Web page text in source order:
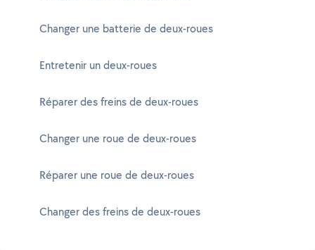
Changer une batterie de deux-roues
Entretenir un deux-roues
Réparer des freins de deux-roues
Changer une roue de deux-roues
Réparer une roue de deux-roues
Changer des freins de deux-roues